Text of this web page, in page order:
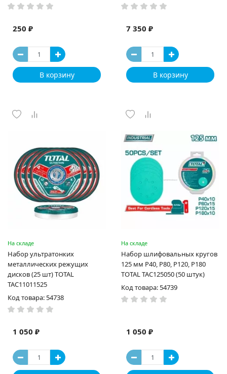
250 ₽
В корзину
7 350 ₽
В корзину
На складе
Набор ультратонких
металлических режущих
дисков (25 шт) TOTAL
TAC11011525
Код товара: 54738
1 050 ₽
На складе
Набор шлифовальных кругов
125 мм P40, P80, P120, P180
TOTAL TAC125050 (50 штук)
Код товара: 54739
1 050 ₽